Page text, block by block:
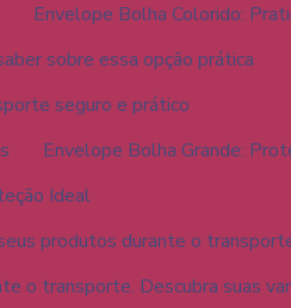
Envelope Bolha Colorido:
sobre essa opção prática
seguro e prático
Envelope Bolha Grande:
Ideal
produtos durante o
o transporte. Descubra suas